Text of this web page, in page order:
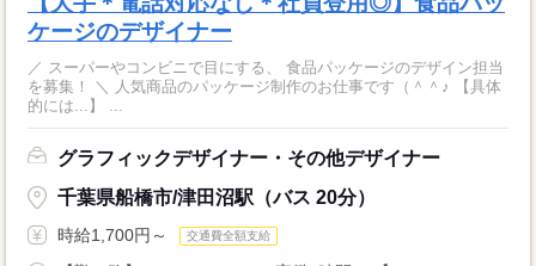
ケージのデザイナー
／ スーパーやコンビニで目にする、 食品パッケージのデザイン担当
を募集！ ＼ 人気商品のパッケージ制作のお仕事です（＾＾♪ 【具体
的には...】 ...
グラフィックデザイナー・その他デザイナー
千葉県船橋市/津田沼駅（バス 20分）
時給1,700円～ 交通費全額支給